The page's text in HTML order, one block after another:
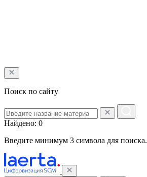
Поиск по сайту
Найдено: 0
Введите минимум 3 символа для поиска.